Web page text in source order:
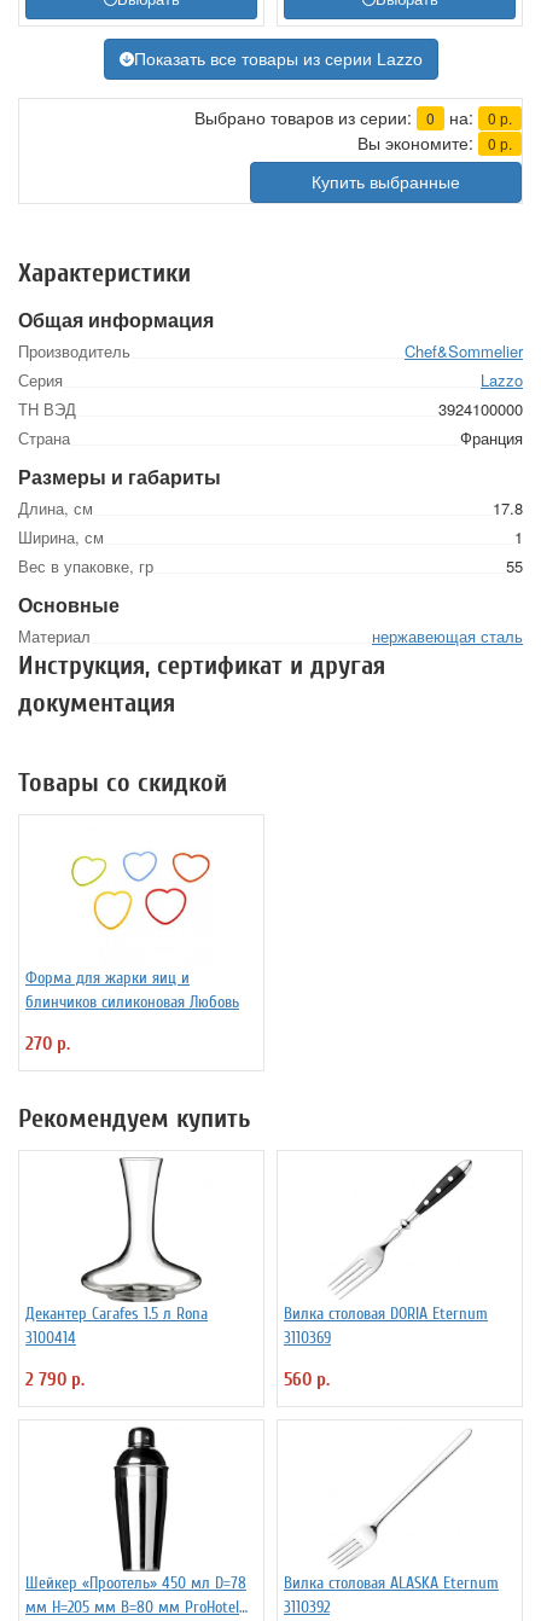
Показать все товары из серии Lazzo
Выбрано товаров из серии: 0 на: 0 р.
Вы экономите: 0 р.
Купить выбранные
Характеристики
Общая информация
Производитель
Chef&Sommelier
Серия
Lazzo
ТН ВЭД
3924100000
Страна
Франция
Размеры и габариты
Длина, см
17.8
Ширина, см
1
Вес в упаковке, гр
55
Основные
Материал нержавеющая сталь
Инструкция, сертификат и другая
документация
Товары со скидкой
Форма для жарки яиц и
блинчиков силиконовая Любовь
270 р.
Рекомендуем купить
Декантер Carafes 1.5 л Rona
3100414
2 790 р.
Вилка столовая DORIA Eternum
3110369
560 р.
Шейкер «Проотель» 450 мл D=78
мм H=205 мм B=80 мм ProHotel
Вилка столовая ALASKA Eternum
3110392